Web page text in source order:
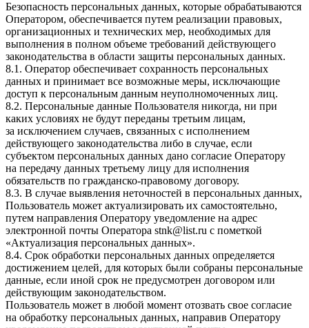
Безопасность персональных данных, которые обрабатываются
Оператором, обеспечивается путем реализации правовых,
организационных и технических мер, необходимых для
выполнения в полном объеме требований действующего
законодательства в области защиты персональных данных.
8.1. Оператор обеспечивает сохранность персональных
данных и принимает все возможные меры, исключающие
доступ к персональным данным неуполномоченных лиц.
8.2. Персональные данные Пользователя никогда, ни при
каких условиях не будут переданы третьим лицам,
за исключением случаев, связанных с исполнением
действующего законодательства либо в случае, если
субъектом персональных данных дано согласие Оператору
на передачу данных третьему лицу для исполнения
обязательств по гражданско-правовому договору.
8.3. В случае выявления неточностей в персональных данных,
Пользователь может актуализировать их самостоятельно,
путем направления Оператору уведомление на адрес
электронной почты Оператора stnk@list.ru с пометкой
«Актуализация персональных данных».
8.4. Срок обработки персональных данных определяется
достижением целей, для которых были собраны персональные
данные, если иной срок не предусмотрен договором или
действующим законодательством.
Пользователь может в любой момент отозвать свое согласие
на обработку персональных данных, направив Оператору